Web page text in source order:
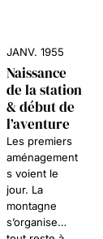
JANV. 1955
Naissance
de la station
& début de
l’aventure
Les premiers
aménagement
s voient le
jour. La
montagne
s’organise…